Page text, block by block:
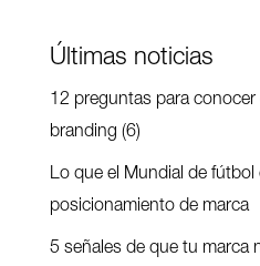
Últimas noticias
12 preguntas para
branding (6)
Lo que el Mundial de fútbol
posicionamiento de marca
5 señales de que tu marca